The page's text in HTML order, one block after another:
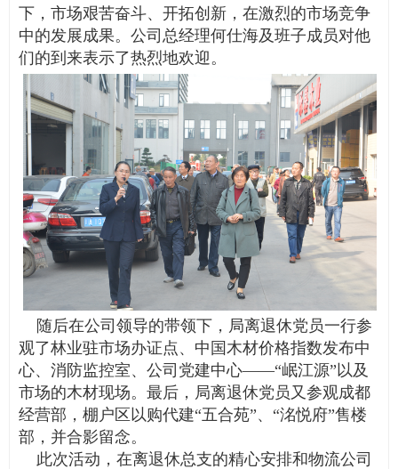
下，市场艰苦奋斗、开拓创新，在激烈的市场竞争
中的发展成果。公司总经理何仕海及班子成员对他
们的到来表示了热烈地欢迎。
随后在公司领导的带领下，局离退休党员一行参
观了林业驻市场办证点、中国木材价格指数发布中
心、消防监控室、公司党建中心——“岷江源”以及
市场的木材现场。最后，局离退休党员又参观成都
经营部，棚户区以购代建“五合苑”、“洺悦府”售楼
部，并合影留念。
此次活动，在离退休总支的精心安排和物流公司